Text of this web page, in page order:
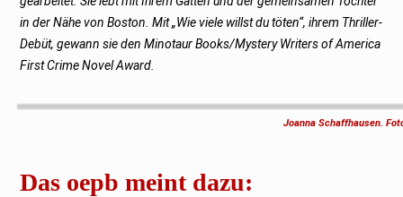
in der Nähe von Boston. Mit „Wie viele willst du töten“, ihrem Thriller-
Debüt, gewann sie den Minotaur Books/Mystery Writers of America
First Crime Novel Award.
Joanna Schaffhausen.
Das oepb meint dazu: